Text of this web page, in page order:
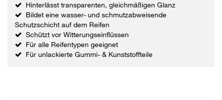
Hinterlässt transparenten, gleichmäßigen Glanz
Bildet eine wasser- und schmutzabweisende
Schutzschicht auf dem Reifen
Schützt vor Witterungseinflüssen
Für alle Reifentypen geeignet
Für unlackierte Gummi- & Kunststoffteile